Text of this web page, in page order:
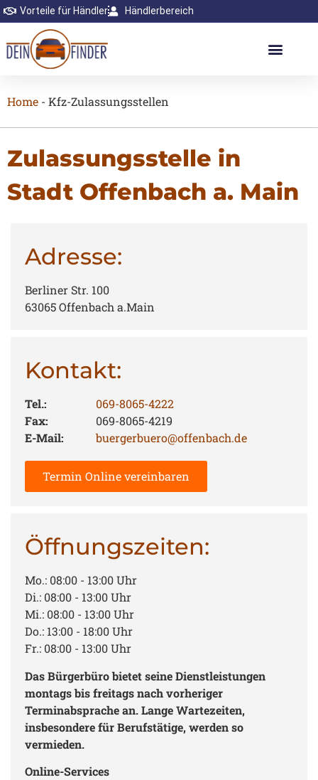
Vorteile für Händler Händlerbereich
Home - Kfz-Zulassungsstellen
Zulassungsstelle in
Stadt Offenbach a. Main
Adresse:
Berliner Str. 100
63065 Offenbach a.Main
Kontakt:
Tel.:
069-8065-4222
Fax:
069-8065-4219
E-Mail:
buergerbuero@offenbach.de
Termin Online vereinbaren
Öffnungszeiten:
Mo.: 08:00 - 13:00 Uhr
Di.: 08:00 - 13:00 Uhr
Mi.: 08:00 - 13:00 Uhr
Do.: 13:00 - 18:00 Uhr
Fr.: 08:00 - 13:00 Uhr
Das Bürgerbüro bietet seine Dienstleistungen
montags bis freitags nach vorheriger
Terminabsprache an. Lange Wartezeiten,
insbesondere für Berufstätige, werden so
vermieden.
Online-Services